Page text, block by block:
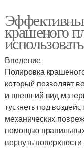
крашеного
использовать
Введение
Полировка
который позволяет
и внешний вид
тускнеть под
механических
помощью
вернуть